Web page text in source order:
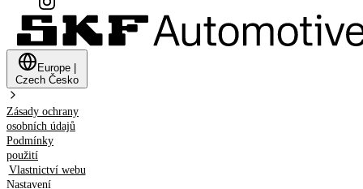
Europe
Czech Česko
Zásady ochrany
osobních údajů
Podmínky
použití
Vlastnictví webu
Nastavení